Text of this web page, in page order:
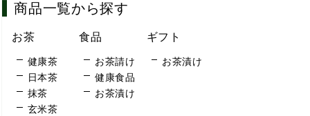
商品一覧から探す
お茶
健康茶
日本茶
抹茶
玄米茶
食品
お茶請け
健康食品
お茶漬け
ギフト
お茶漬け